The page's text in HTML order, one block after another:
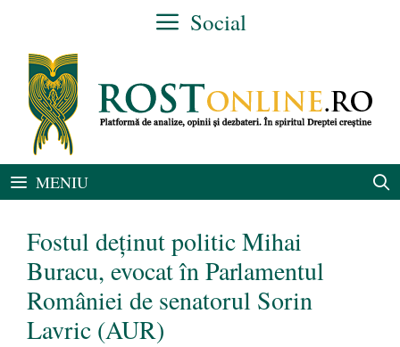
conținut
Social
MENIU
Fostul deținut politic Mihai
Buracu, evocat în Parlamentul
României de senatorul Sorin
Lavric (AUR)